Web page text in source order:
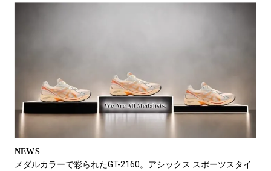
NEWS
メダルカラーで彩られたGT-2160。アシックス スポーツスタイ